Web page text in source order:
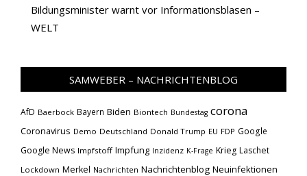
Bildungsminister warnt vor Informationsblasen –
WELT
SAMWEBER – NACHRICHTENBLOG
AfD Baerbock Bayern Biden Biontech Bundestag corona
Coronavirus Demo Deutschland Donald Trump EU FDP Google
Google News Impfstoff Impfung Inzidenz K-Frage Krieg Laschet
Lockdown Merkel Nachrichten Nachrichtenblog Neuinfektionen